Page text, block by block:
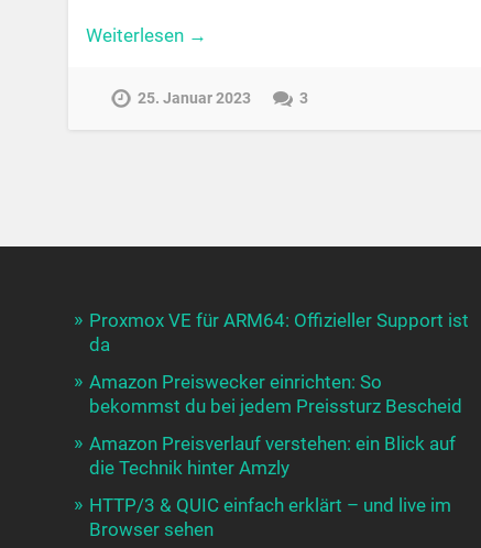
Weiterlesen →
25. Januar 2023 3
Proxmox VE für ARM64: Offizieller Support ist
da
Amazon Preiswecker einrichten: So
bekommst du bei jedem Preissturz Bescheid
Amazon Preisverlauf verstehen: ein Blick auf
die Technik hinter Amzly
HTTP/3 & QUIC einfach erklärt – und live im
Browser sehen